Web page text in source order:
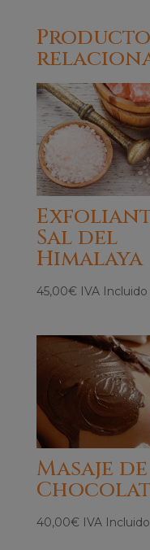
Sal del
Himalaya
45,00€ IVA Incluido
Masaje de
40,00€ IVA Incluido